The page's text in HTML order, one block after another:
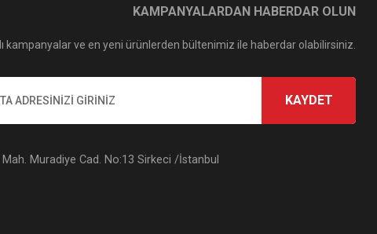
KAMPANYALARDAN HABERDAR OLUN
kampanyalar ve en yeni ürünlerden bültenimiz ile haberdar olabilirsiniz.
KAYDET
Muradiye Cad. No:13 Sirkeci /İstanbul